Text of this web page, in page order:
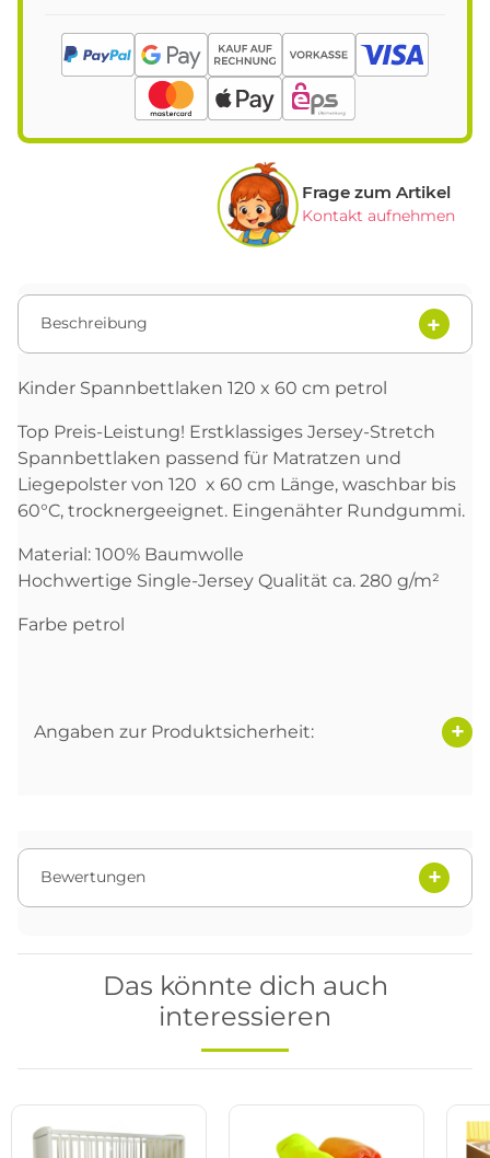
Frage zum Artikel
Kontakt aufnehmen
Beschreibung
Kinder Spannbettlaken 120 x 60 cm petrol
Top Preis-Leistung! Erstklassiges Jersey-Stretch
Spannbettlaken passend für Matratzen und
Liegepolster von 120 x 60 cm Länge, waschbar bis
60°C, trocknergeeignet. Eingenähter Rundgummi.
Material: 100% Baumwolle
Hochwertige Single-Jersey Qualität ca. 280 g/m²
Farbe petrol
Angaben zur Produktsicherheit:
Bewertungen
Das könnte dich auch
interessieren